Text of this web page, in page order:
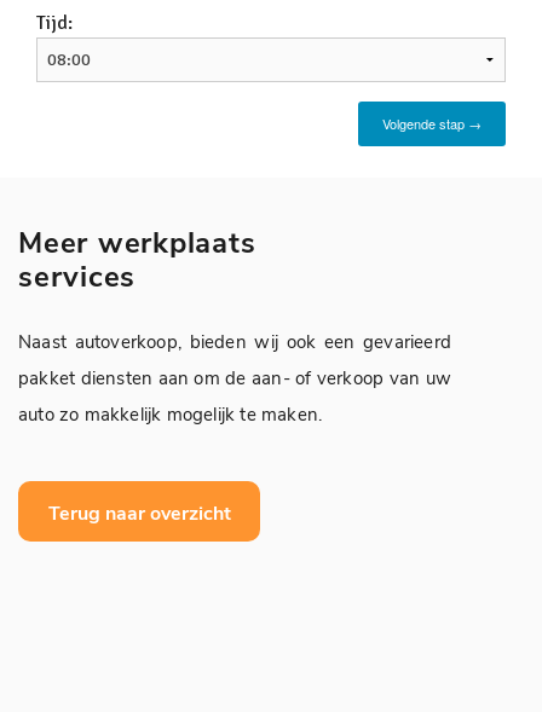
Meer werkplaats
services
Naast autoverkoop, bieden wij ook een gevarieerd
pakket diensten aan om de aan- of verkoop van uw
auto zo makkelijk mogelijk te maken.
Terug naar overzicht